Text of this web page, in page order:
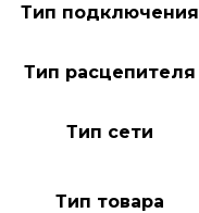
Тип подключения
Тип расцепителя
Тип сети
Тип товара